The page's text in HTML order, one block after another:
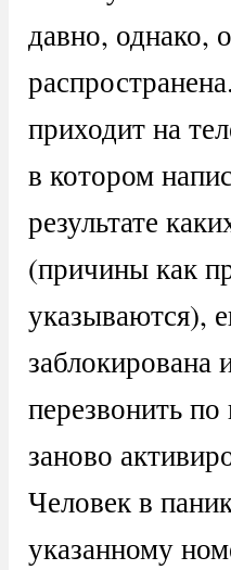
давно, однако,
приходит на
в котором
результате
(причины как
указываются),
заблокирована
перезвонить
заново
Человек в
указанному